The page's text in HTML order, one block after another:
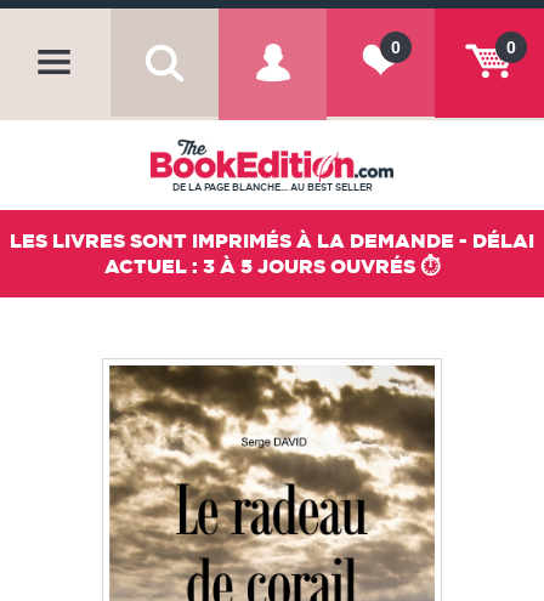
0
0
DE LA PAGE BLANCHE... AU BEST SELLER
LES LIVRES SONT IMPRIMÉS À LA DEMANDE - DÉLAI
ACTUEL : 3 À 5 JOURS OUVRÉS ⏱️